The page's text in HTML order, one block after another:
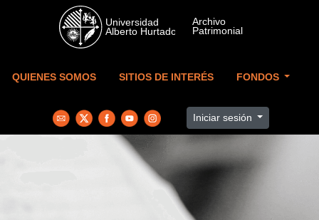
Skip to main content
QUIENES SOMOS SITIOS DE INTERÉS FONDOS
Iniciar sesión